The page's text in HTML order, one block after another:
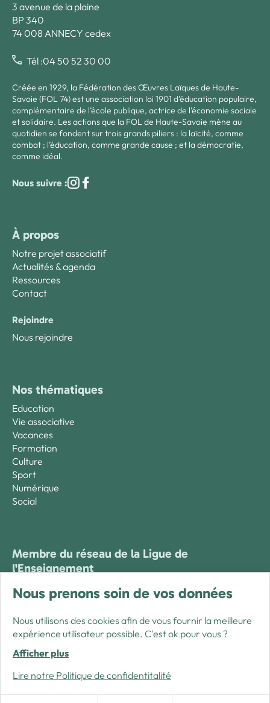
3 avenue de la plaine
BP 340
74 008 ANNECY cedex
Tél :04 50 52 30 00
Créée en 1929, la Fédération des Œuvres Laïques de Haute-
Savoie (FOL 74) est une association loi 1901 d’éducation populaire,
complémentaire de l’école publique, actrice de l’économie sociale
et solidaire. Les actions que la FOL de Haute-Savoie mène au
quotidien se fondent sur trois grands piliers : la laïcité, comme
combat ; l’éducation, comme grande cause ; et la démocratie,
comme idéal.
Nous suivre :
À propos
Notre projet associatif
Actualités & agenda
Ressources
Contact
Rejoindre
Nous rejoindre
Nos thématiques
Education
Vie associative
Vacances
Formation
Culture
Sport
Numérique
Social
Membre du réseau de la Ligue de
l'Enseignement
Créé avec passion par Pure illusion
Mentions légales
Nous prenons soin de vos données
Nous utilisons des cookies afin de vous fournir la meilleure
expérience utilisateur possible. C'est ok pour vous ?
Afficher plus
Lire notre Politique de confidentitalité